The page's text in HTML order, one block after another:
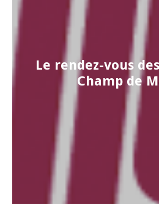
Le rendez-vous
Champ de